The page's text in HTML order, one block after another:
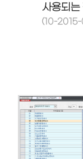
사용되
(10-2015-